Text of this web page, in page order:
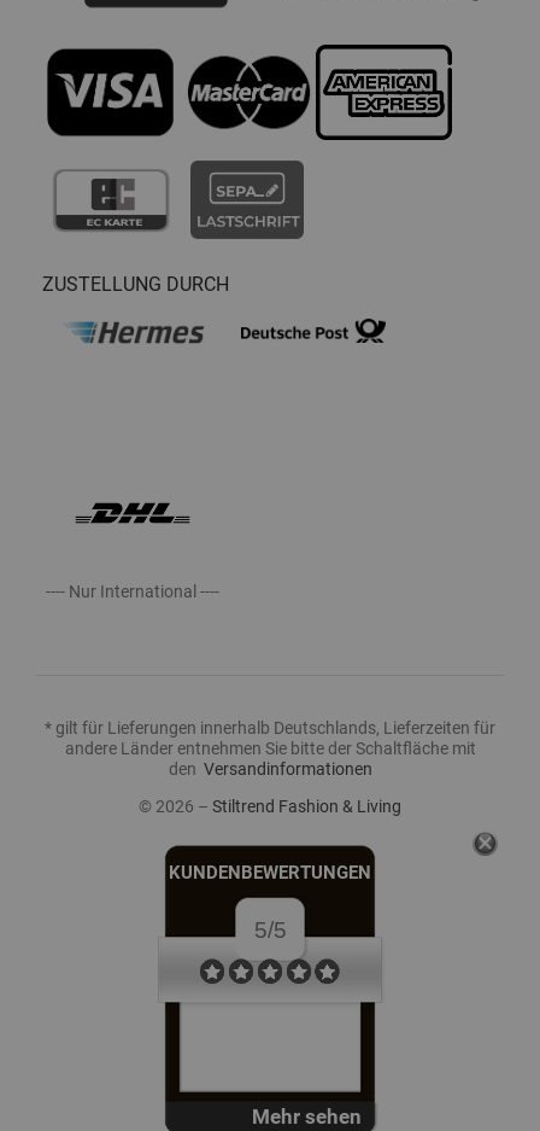
ZUSTELLUNG DURCH
---- Nur International ----
* gilt für Lieferungen innerhalb Deutschlands, Lieferzeiten für
andere Länder entnehmen Sie bitte der Schaltfläche mit
den Versandinformationen
© 2026 – Stiltrend Fashion & Living
KUNDENBEWERTUNGEN
5/5
Mehr sehen